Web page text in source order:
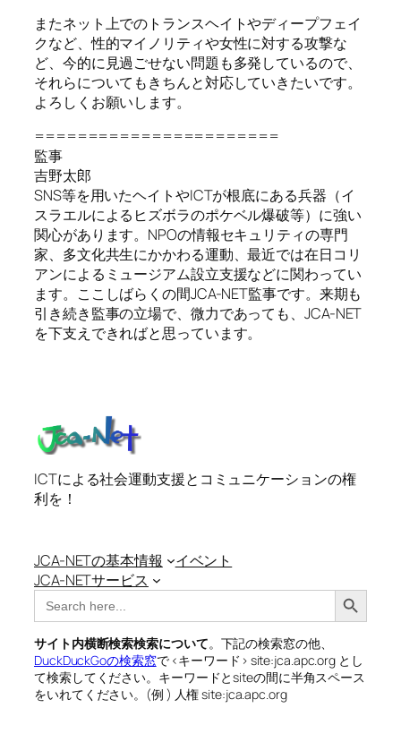
またネット上でのトランスヘイトやディープフェイ
クなど、性的マイノリティや女性に対する攻撃な
ど、今的に見過ごせない問題も多発しているので、
それらについてもきちんと対応していきたいです。
よろしくお願いします。
=======================
監事
吉野太郎
SNS等を用いたヘイトやICTが根底にある兵器（イ
スラエルによるヒズボラのポケベル爆破等）に強い
関心があります。NPOの情報セキュリティの専門
家、多文化共生にかかわる運動、最近では在日コリ
アンによるミュージアム設立支援などに関わってい
ます。ここしばらくの間JCA-NET監事です。来期も
引き続き監事の立場で、微力であっても、JCA-NET
を下支えできればと思っています。
ICTによる社会運動支援とコミュニケーションの権
利を！
JCA-NETの基本情報
JCA-NETサービス
イベント
Search
for:
Search Button
サイト内横断検索検索について。下記の検索窓の他、
DuckDuckGoの検索窓で <キーワード> site:jca.apc.org とし
て検索してください。キーワードとsiteの間に半角スペース
をいれてください。(例 ) 人権 site:jca.apc.org